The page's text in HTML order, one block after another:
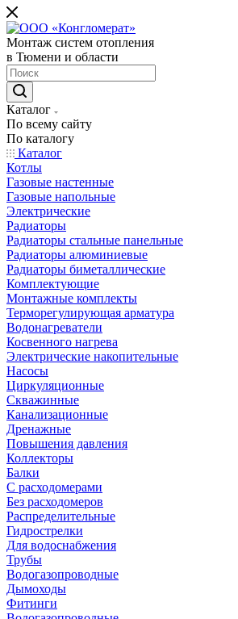
Монтаж систем отопления
в Тюмени и области
Каталог
По всему сайту
По каталогу
Каталог
Котлы
Газовые настенные
Газовые напольные
Электрические
Радиаторы
Радиаторы стальные панельные
Радиаторы алюминиевые
Радиаторы биметаллические
Комплектующие
Монтажные комплекты
Терморегулирующая арматура
Водонагреватели
Косвенного нагрева
Электрические накопительные
Насосы
Циркуляционные
Скважинные
Канализационные
Дренажные
Повышения давления
Коллекторы
Балки
С расходомерами
Без расходомеров
Распределительные
Гидрострелки
Для водоснабжения
Трубы
Водогазопроводные
Дымоходы
Фитинги